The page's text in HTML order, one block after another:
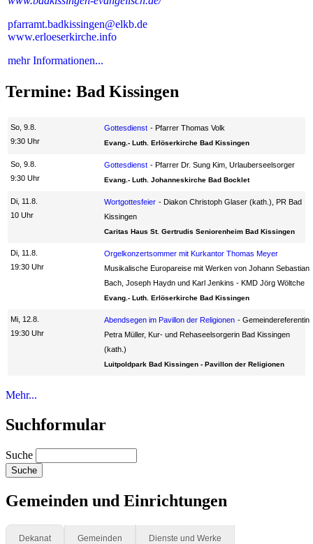
pfarramt.badkissingen@elkb.de
www.erloeserkirche.info
mehr Informationen...
Termine: Bad Kissingen
So, 9.8.
9:30 Uhr
Gottesdienst Pfarrer Thomas Volk
Evang.- Luth. Erlöserkirche Bad Kissingen
So, 9.8.
9:30 Uhr
Gottesdienst Pfarrer Dr. Sung Kim, Urlauberseelsorger
Evang.- Luth. Johanneskirche Bad Bocklet
Di, 11.8.
10 Uhr
Wortgottesfeier
Diakon Christoph Glaser (kath.), PR Bad
Kissingen
Caritas Haus St. Gertrudis Seniorenheim Bad Kissingen
Di, 11.8.
19:30 Uhr
Orgelkonzertsommer mit Kurkantor Thomas Meyer
Musikalische Europareise mit Werken von Johann Sebastian
Bach, Joseph Haydn und Karl Jenkins
KMD Jörg Wöltche
Evang.- Luth. Erlöserkirche Bad Kissingen
Mi, 12.8.
19:30 Uhr
Abendsegen im Pavillon der Religionen
Gemeindereferentin
Petra Müller, Kur- und Rehaseelsorgerin Bad Kissingen
(kath.)
Luitpoldpark Bad Kissingen - Pavillon der Religionen
Mehr...
Suchformular
Suche
Gemeinden und Einrichtungen
Dekanat Gemeinden Dienste und Werke